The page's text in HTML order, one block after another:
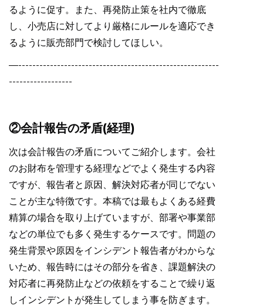
るように促す。また、再発防止策を社内で徹底
し、小売店に対してより厳格にルールを適応でき
るように販売部門で検討してほしい。
—---------------------------------------------------------
------------------
②会計報告の矛盾(経理)
次は会計報告の矛盾についてご紹介します。会社
のお財布を管理する経理などでよく発生する内容
ですが、報告者と原因、解決対応者が同じでない
ことが主な特徴です。本稿では最もよくある経費
精算の場合を取り上げていますが、部署や事業部
などの単位でも多く発生するケースです。問題の
発生背景や原因をインシデント報告者がわからな
いため、報告時にはその部分を省き、課題解決の
対応者に再発防止などの依頼をすることで繰り返
しインシデントが発生してしまう事を防ぎます。